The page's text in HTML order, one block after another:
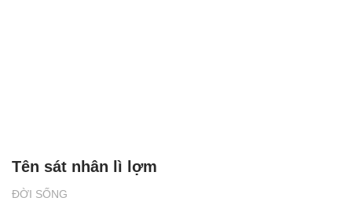
ĐỜI SỐNG
Tên sát nhân lì lợm